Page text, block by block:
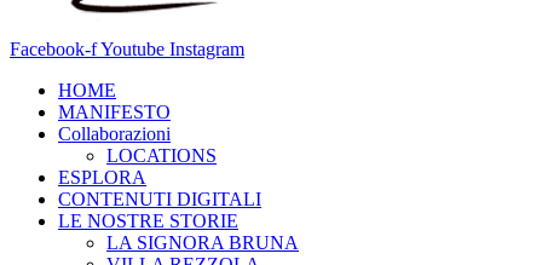
Facebook-fYoutube Instagram
HOME
MANIFESTO
Collaborazioni
LOCATIONS
ESPLORA
CONTENUTI DIGITALI
LE NOSTRE STORIE
LA SIGNORA BRUNA